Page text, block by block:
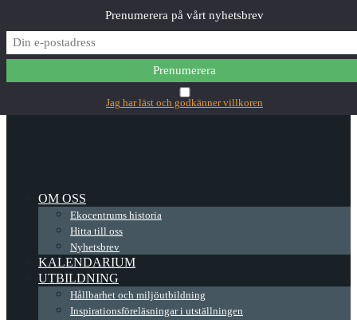
✕Main Menu
OM OSS
Ekocentrums historia
Hitta till oss
Nyhetsbrev
KALENDARIUM
UTBILDNING
Hållbarhet och miljöutbildning
Inspirationsföreläsningar i utställningen
Prenumerera på vårt nyhetsbrev
Jag har läst och godkänner villkoren